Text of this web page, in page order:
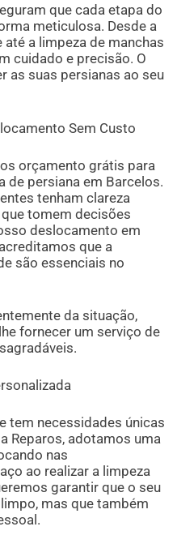
que cada etapa do
meticulosa. Desde a
a limpeza de manchas
cuidado e precisão. O
as suas persianas ao seu
Sem Custo
orçamento grátis para
de persiana em Barcelos.
tenham clareza
tomem decisões
deslocamento em
que a
são essenciais no
da situação,
fornecer um serviço de
tem necessidades únicas
Reparos, adotamos uma
nas
ao realizar a limpeza
garantir que o seu
mas que também